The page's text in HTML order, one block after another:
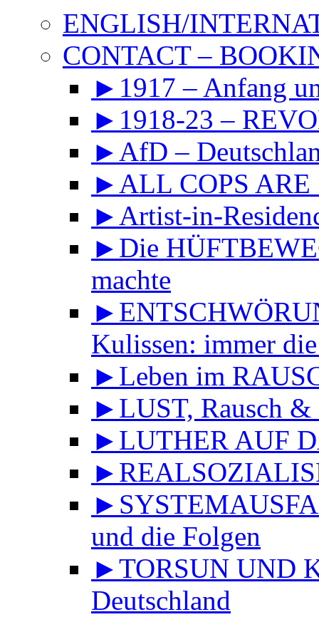
ENGLISH/
CONTACT –
►1917 – Anfang
►1918-23 –
►AfD –
►ALL COPS ARE
►Artist-in-
►Die
machte
Kulissen: immer
►Leben im
►LUST, Rausch
►LUTHER AUF
und die Folgen
►TORSUN UND
Deutschland